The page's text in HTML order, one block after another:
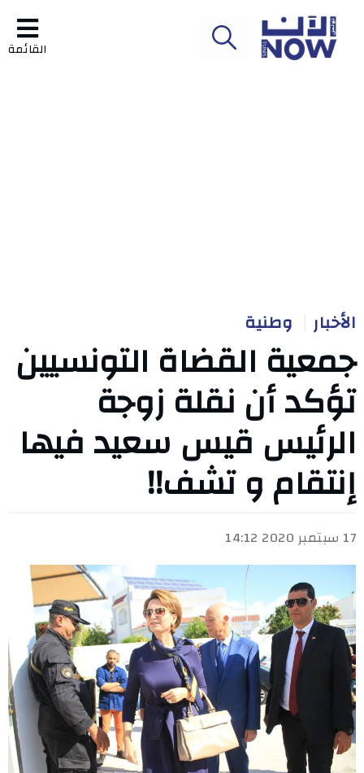
القائمة
الأخبار وطنية
جمعية القضاة التونسيين
تؤكد أن نقلة زوجة
الرئيس قيس سعيد فيها
إنتقام و تشف!!
17 سبتمبر 2020 14:12